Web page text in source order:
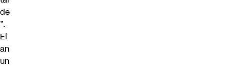
de
”.
El
an
un